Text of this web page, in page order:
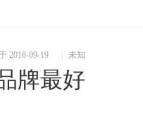
2018-09-19 未知
牌最好